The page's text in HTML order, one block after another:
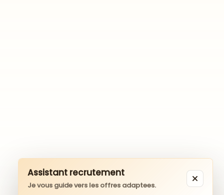
Assistant recrutement
Je vous guide vers les offres adaptees.